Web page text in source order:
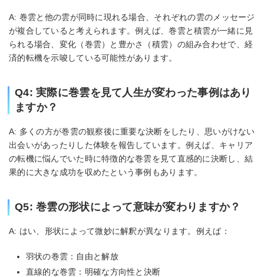
A: 巻雲と他の雲が同時に現れる場合、それぞれの雲のメッセージ
が複合していると考えられます。例えば、巻雲と積雲が一緒に見
られる場合、変化（巻雲）と豊かさ（積雲）の組み合わせで、経
済的転機を示唆している可能性があります。
Q4: 実際に巻雲を見て人生が変わった事例はあり
ますか？
A: 多くの方が巻雲の観察後に重要な決断をしたり、思いがけない
出会いがあったりした体験を報告しています。例えば、キャリア
の転機に悩んでいた時に特徴的な巻雲を見て直感的に決断し、結
果的に大きな成功を収めたという事例もあります。
Q5: 巻雲の形状によって意味が変わりますか？
A: はい、形状によって微妙に解釈が異なります。例えば：
羽状の巻雲：自由と解放
直線的な巻雲：明確な方向性と決断